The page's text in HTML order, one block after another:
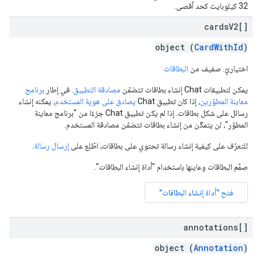
32 كيلوبايت كحد أقصى.
cardsV2[]
object (CardWithId)
اختياريّ. صفيف من البطاقات
يمكن لتطبيقات Chat إنشاء بطاقات تتضمّن مصادقة التطبيق . في إطار برنامج
معاينة المطوّرين، إذا كان تطبيق Chat يصادق على هوية المستخدم، يمكنه إنشاء
رسائل على شكل بطاقات. إذا لم يكن تطبيق Chat جزءًا من "برنامج معاينة
المطوّر"، لن يتمكّن من إنشاء بطاقات تتضمّن مصادقة المستخدم.
للتعرّف على كيفية إنشاء رسالة تحتوي على بطاقات، اطّلِع على إرسال رسالة
صمِّم البطاقات وعاينها باستخدام "أداة إنشاء البطاقات".
فتح "أداة إنشاء البطاقات"
annotations[]
object (Annotation)